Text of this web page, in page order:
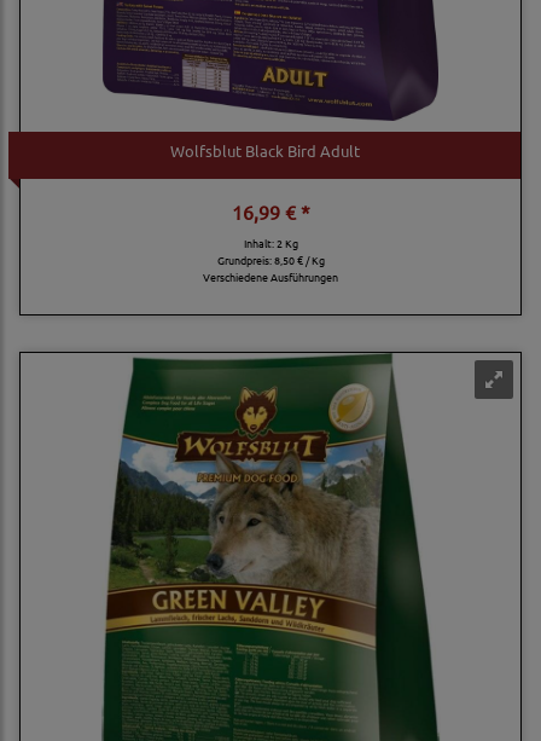
Wolfsblut Black Bird Adult
16,99 € *
Inhalt: 2 Kg
Grundpreis:8,50 € / Kg
Verschiedene Ausführungen